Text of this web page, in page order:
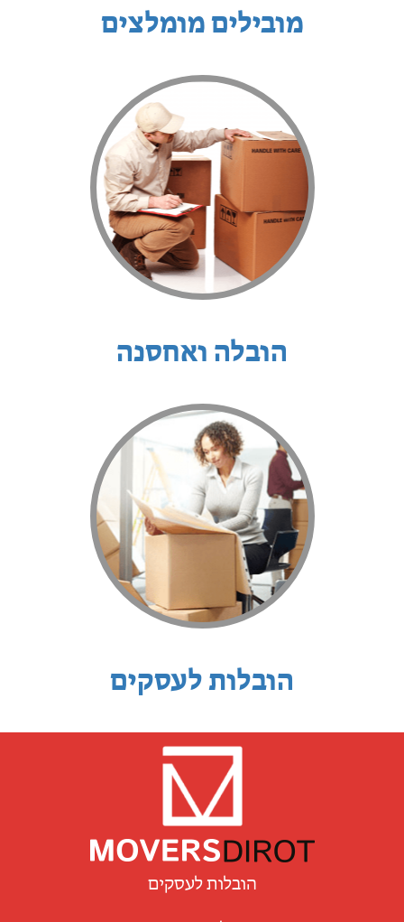
מובילים מומלצים
הובלה ואחסנה
הובלות לעסקים
הובלות לעסקים